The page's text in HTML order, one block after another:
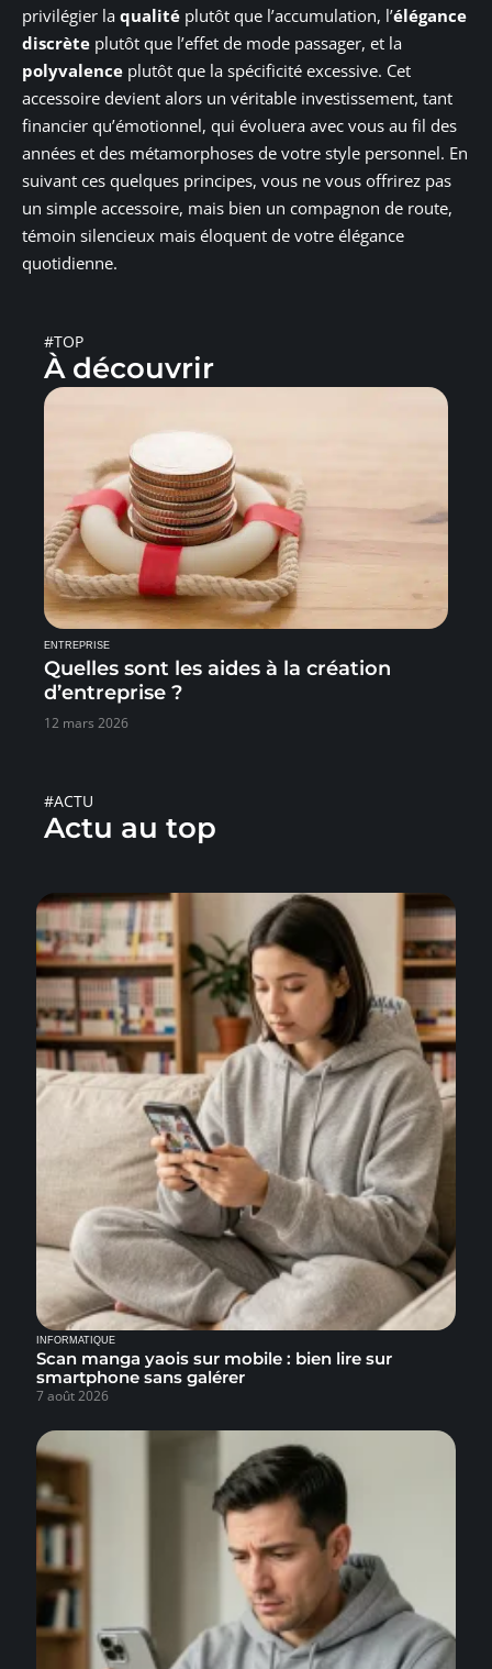
privilégier la qualité plutôt que l’accumulation, l’élégance
discrète plutôt que l’effet de mode passager, et la
polyvalence plutôt que la spécificité excessive. Cet
accessoire devient alors un véritable investissement, tant
financier qu’émotionnel, qui évoluera avec vous au fil des
années et des métamorphoses de votre style personnel. En
suivant ces quelques principes, vous ne vous offrirez pas
un simple accessoire, mais bien un compagnon de route,
témoin silencieux mais éloquent de votre élégance
quotidienne.
#TOP
À découvrir
ENTREPRISE
Quelles sont les aides à la création
d’entreprise ?
12 mars 2026
#ACTU
Actu au top
INFORMATIQUE
Scan manga yaois sur mobile : bien lire sur
smartphone sans galérer
7 août 2026